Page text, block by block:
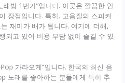
방 1번가”입니다. 이곳은 깔끔한 인
장점입니다. 특히, 고음질의 스피커
재미가 배가 됩니다. 여기에 더해,
되고 있어 비용 부담 없이 즐길 수 있
가라오케”입니다. 한국의 최신 음
노래를 좋아하는 분들에게 특히 추